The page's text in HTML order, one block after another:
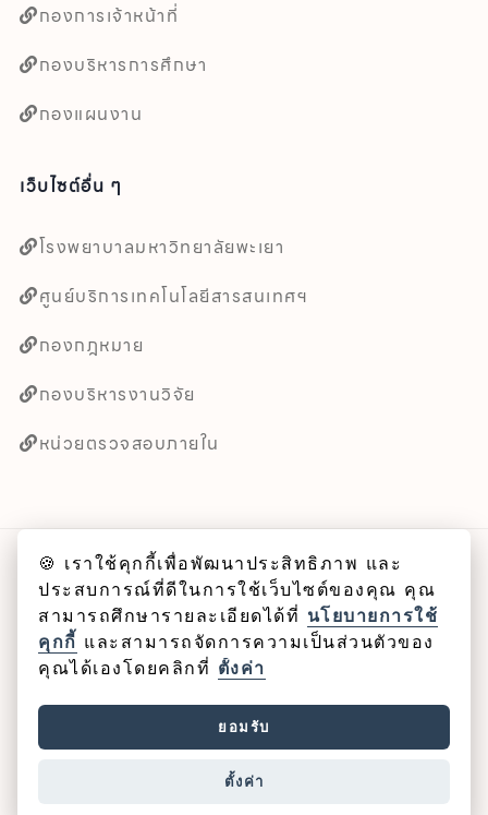
กองการเจ้าหน้าที่
กองบริหารการศึกษา
กองแผนงาน
เว็บไซต์อื่น ๆ
โรงพยาบาลมหาวิทยาลัยพะเยา
ศูนย์บริการเทคโนโลยีสารสนเทศฯ
กองกฎหมาย
กองบริหารงานวิจัย
หน่วยตรวจสอบภายใน
ลิขสิทธิ์ © 2025 คณะศิลปศาสตร์ มหาวิทยาลัยพะเยา
Cookie
นโยบายคุกกี้
นโยบายคุ้มครองข้อมูลส่วนบุคคล
🍪 เราใช้คุกกี้เพื่อพัฒนาประสิทธิภาพ และ
ประสบการณ์ที่ดีในการใช้เว็บไซต์ของคุณ คุณ
สามารถศึกษารายละเอียดได้ที่ นโยบายการใช้
คุกกี้ และสามารถจัดการความเป็นส่วนตัวของ
คุณได้เองโดยคลิกที่ ตั้งค่า
ยอมรับ
ตั้งค่า